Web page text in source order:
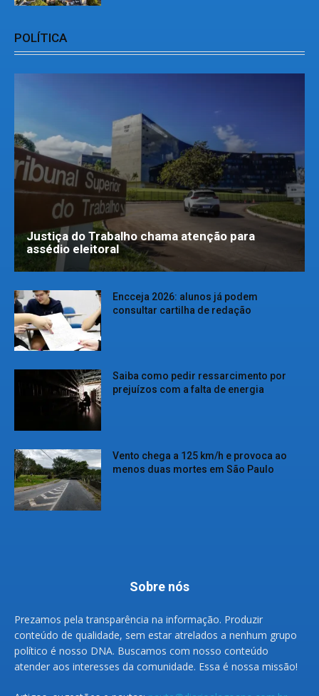
POLÍTICA
Justiça do Trabalho chama atenção para
assédio eleitoral
Encceja 2026: alunos já podem
consultar cartilha de redação
Saiba como pedir ressarcimento por
prejuízos com a falta de energia
Vento chega a 125 km/h e provoca ao
menos duas mortes em São Paulo
Sobre nós
Prezamos pela transparência na informação. Produzir
conteúdo de qualidade, sem estar atrelados a nenhum grupo
político é nosso DNA. Buscamos com nosso conteúdo
atender aos interesses da comunidade. Essa é nossa missão!